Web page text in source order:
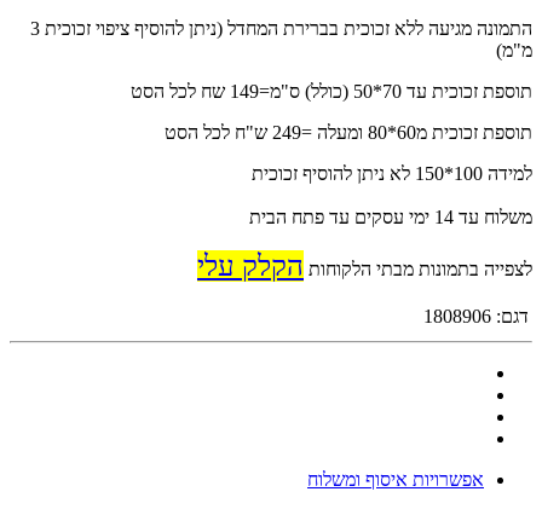
התמונה מגיעה ללא זכוכית בברירת המחדל (ניתן להוסיף ציפוי זכוכית 3
מ"מ)
תוספת זכוכית עד 70*50 (כולל) ס"מ=149 שח לכל הסט
תוספת זכוכית מ60*80 ומעלה =249 ש"ח לכל הסט
למידה 100*150 לא ניתן להוסיף זכוכית
משלוח עד 14 ימי עסקים עד פתח הבית
לצפייה בתמונות מבתי הלקוחות הקלק עלי
דגם: 1808906
אפשרויות איסוף ומשלוח